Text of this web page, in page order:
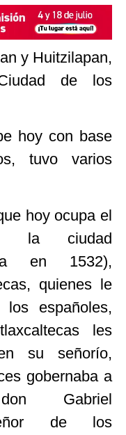
y Huitzilapan,
de los
hoy con base
tuvo varios
hoy ocupa el
la ciudad
en 1532),
quienes le
españoles,
les
su señorío,
gobernaba a
Gabriel
de los